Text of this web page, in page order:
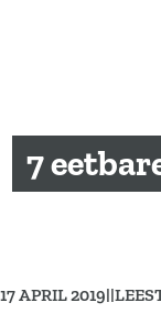
7
17 APRIL 2019||